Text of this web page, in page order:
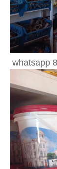
whatsapp